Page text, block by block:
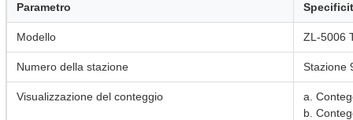
Parametro
Modello ZL-5006
Numero della stazione Stazione
Visualizzazione del conteggio
a.
b.